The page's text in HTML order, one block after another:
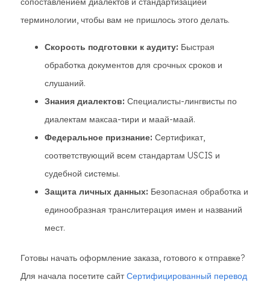
терминологии, чтобы вам не пришлось этого делать.
Скорость подготовки к аудиту: Быстрая
обработка документов для срочных сроков и
слушаний.
Знания диалектов: Специалисты-лингвисты по
диалектам максаа-тири и маай-маай.
Федеральное признание: Сертификат,
соответствующий всем стандартам USCIS и
судебной системы.
Защита личных данных: Безопасная обработка и
единообразная транслитерация имен и названий
мест.
Готовы начать оформление заказа, готового к отправке?
Для начала посетите сайтСертифицированный перевод